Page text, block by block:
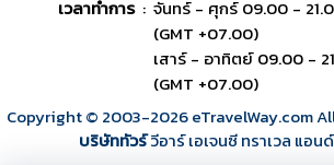
เวลาทำการ : จันทร์ - ศุกร์ 09.00 -
(GMT +07.00)
เสาร์ - อาทิตย์ 09.00 -
(GMT +07.00)
Copyright © 2003-2026eTravelWay.com
บริษัททัวร์วีอาร์ เอเจนซี ทราเวล แอน